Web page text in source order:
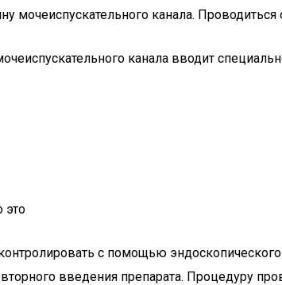
мочеиспускательного канала.
канала вводит
это
с помощью
введения препарата. Процедуру